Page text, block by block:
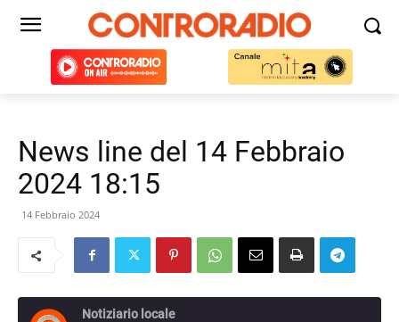
News line del 14 Febbraio
2024 18:15
14 Febbraio 2024
Notiziario locale